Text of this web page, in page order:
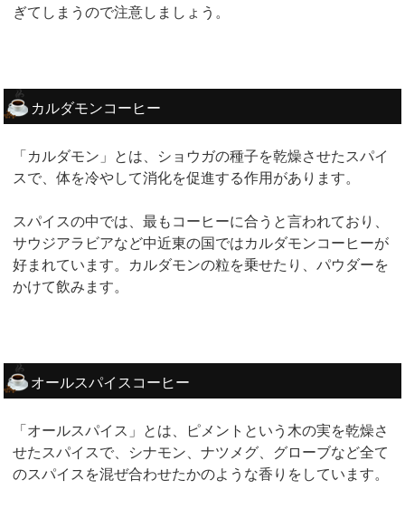
ぎてしまうので注意しましょう。
カルダモンコーヒー
「カルダモン」とは、ショウガの種子を乾燥させたスパイ
スで、体を冷やして消化を促進する作用があります。
スパイスの中では、最もコーヒーに合うと言われており、
サウジアラビアなど中近東の国ではカルダモンコーヒーが
好まれています。カルダモンの粒を乗せたり、パウダーを
かけて飲みます。
オールスパイスコーヒー
「オールスパイス」とは、ピメントという木の実を乾燥さ
せたスパイスで、シナモン、ナツメグ、グローブなど全て
のスパイスを混ぜ合わせたかのような香りをしています。